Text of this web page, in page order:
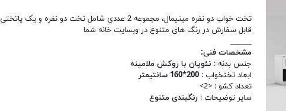
تخت خواب دو نفره مینیمال، مجموعه 2 عددی شامل تخت دو نفره و یک پاتختی
قابل سفارش در رنگ های متنوع در وبسایت خانه شما
______
مشخصات فنی:
جنس بدنه : نئوپان با روکش ملامینه
ابعاد تختخواب : 200*160 سانتیمتر
تعداد کشو : <2>
سایر توضیحات : رنگبندی متنوع